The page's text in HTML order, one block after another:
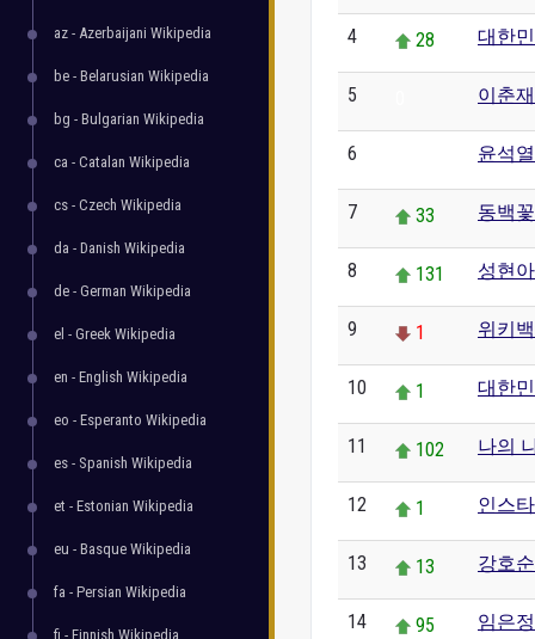
az - Azerbaijani Wikipedia
be - Belarusian Wikipedia
bg - Bulgarian Wikipedia
ca - Catalan Wikipedia
cs - Czech Wikipedia
da - Danish Wikipedia
de - German Wikipedia
el - Greek Wikipedia
en - English Wikipedia
eo - Esperanto Wikipedia
es - Spanish Wikipedia
et - Estonian Wikipedia
eu - Basque Wikipedia
fa - Persian Wikipedia
fi - Finnish Wikipedia
4 28 대한
5 이춘재
6 윤석열
7 33 동백
8 131 성현아
9 1 위키
10 1 대한
11 102 나의
12 1 인스
13 13 강호순
14 95 임은